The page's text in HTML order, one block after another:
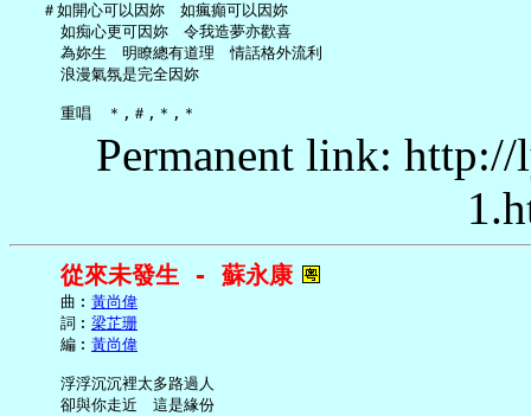
   ＃如開心可以因妳　如瘋癲可以因妳
     如痴心更可因妳　令我造夢亦歡喜
     為妳生　明瞭總有道理　情話格外流利
     浪漫氣氛是完全因妳
Permanent link:
從來未發生 - 蘇永康
     曲︰
黃尚偉
     詞︰
梁芷珊
     編︰
黃尚偉
     浮浮沉沉裡太多路過人
     卻與你走近　這是緣份